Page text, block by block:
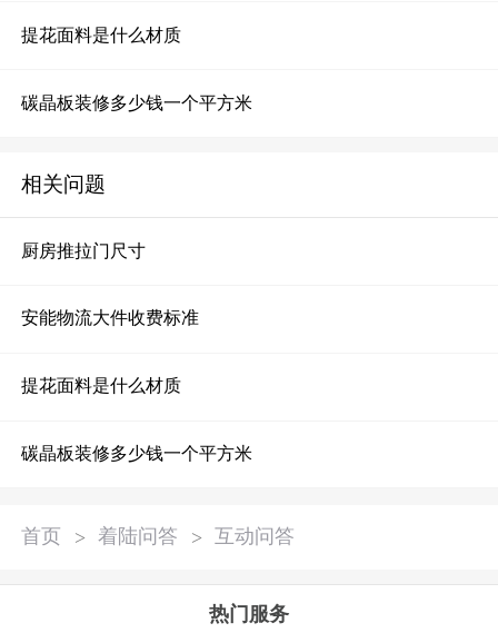
提花面料是什么材质
碳晶板装修多少钱一个平方米
相关问题
厨房推拉门尺寸
安能物流大件收费标准
提花面料是什么材质
碳晶板装修多少钱一个平方米
首页 > 着陆问答 > 互动问答
热门服务